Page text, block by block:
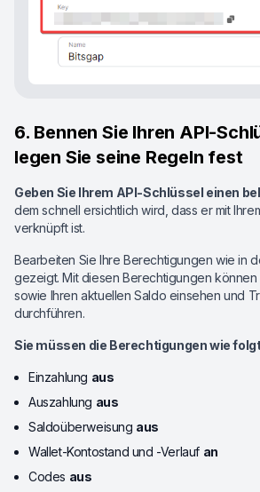
6. Bennen Sie Ihren API-
legen Sie seine Regeln fest
Geben Sie Ihrem API-Schlüssel einen
dem schnell ersichtlich wird, dass er mit
verknüpft ist.
Bearbeiten Sie Ihre Berechtigungen wie in
gezeigt. Mit diesen Berechtigungen können
sowie Ihren aktuellen Saldo einsehen und
durchführen.
Sie müssen die Berechtigungen wie
Einzahlung aus
Auszahlung aus
Saldoüberweisung aus
Wallet-Kontostand und -Verlauf an
Codes aus